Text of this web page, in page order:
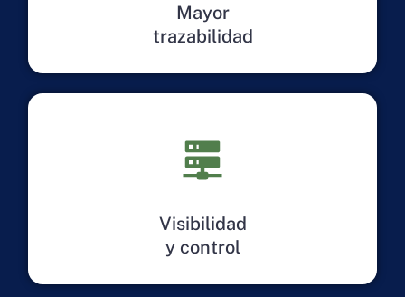
Mayor
trazabilidad
Visibilidad
y control